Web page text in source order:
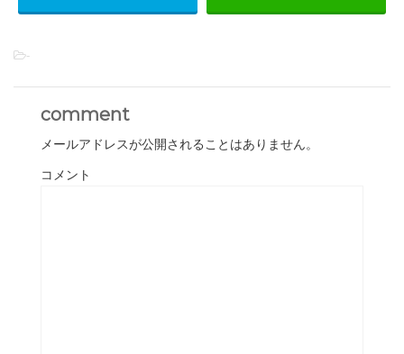
-
comment
メールアドレスが公開されることはありません。
コメント